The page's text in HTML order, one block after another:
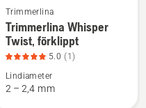
Se
mer
information
om
Trimmerlina
Whisper
Trimmerlina
Trimmerlina Whisper
Twist, förklippt
5.0 (1)
Lindiameter
2 – 2,4 mm